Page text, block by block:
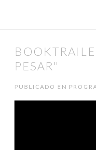
PESAR"
PUBLICADO EN